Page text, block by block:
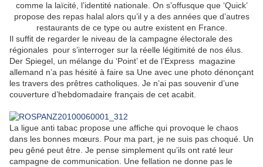
comme la laïcité, l’identité nationale. On s’offusque que ‘Quick’
propose des repas halal alors qu’il y a des années que d’autres
restaurants de ce type ou autre existent en France.
Il suffit de regarder le niveau de la campagne électorale des
régionales pour s’interroger sur la réelle légitimité de nos élus.
Der Spiegel, un mélange du ‘Point’ et de l’Express magazine
allemand n’a pas hésité à faire sa Une avec une photo dénonçant
les travers des prêtres catholiques. Je n’ai pas souvenir d’une
couverture d’hebdomadaire français de cet acabit.
La ligue anti tabac propose une affiche qui provoque le chaos
dans les bonnes mœurs. Pour ma part, je ne suis pas choqué. Un
peu gêné peut être. Je pense simplement qu’ils ont raté leur
campagne de communication. Une fellation ne donne pas le